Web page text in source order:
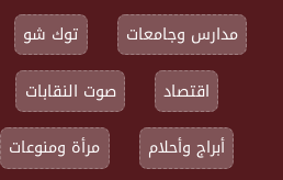
مدارس وجامعات
توك شو
اقتصاد
صوت النقابات
أبراج وأحلام
مرأة ومنوعات